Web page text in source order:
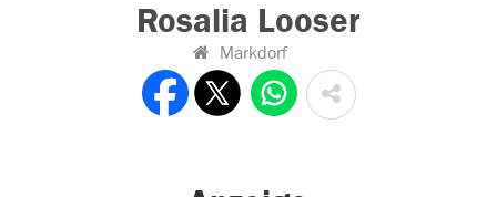
Rosalia Looser
Markdorf